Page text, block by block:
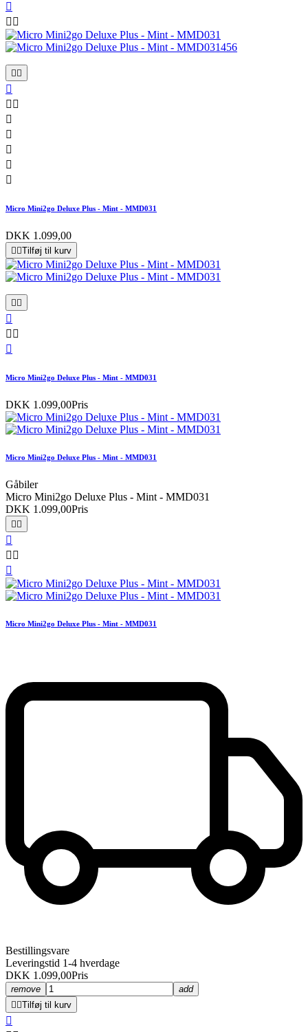

 
 

 





Micro Mini2go Deluxe Plus - Mint - MMD031
DKK 1.099,00
 Tilføj til kurv
 

 

Micro Mini2go Deluxe Plus - Mint - MMD031
DKK 1.099,00Pris
Micro Mini2go Deluxe Plus - Mint - MMD031
Gåbiler
Micro Mini2go Deluxe Plus - Mint - MMD031
DKK 1.099,00Pris
 

 

Micro Mini2go Deluxe Plus - Mint - MMD031
Bestillingsvare
Leveringstid 1-4 hverdage
DKK 1.099,00Pris
remove
add
 Tilføj til kurv
